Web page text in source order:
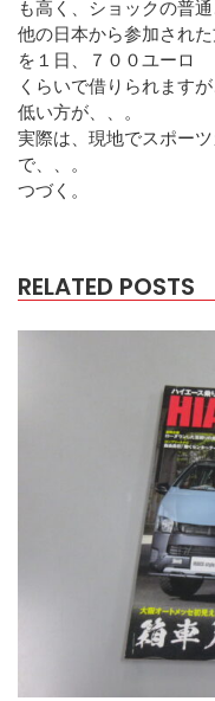
も高く、ショックの普通
他の日本から参加され
を１日、７００ユーロ
くらいで借りられます
低い方が、、。
実際は、現地でスポー
で、、。
つづく。
RELATED POSTS